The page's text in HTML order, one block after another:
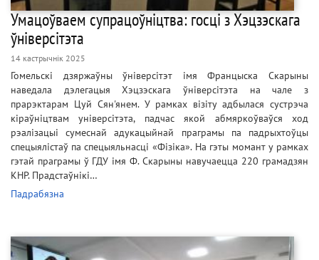
Умацоўваем супрацоўніцтва: госці з Хэцзэскага
ўніверсітэта
14 кастрычнік 2025
Гомельскі дзяржаўны ўніверсітэт імя Францыска Скарыны
наведала дэлегацыя Хэцзэскага ўніверсітэта на чале з
прарэктарам Цуй Сян'янем. У рамках візіту адбылася сустрэча
кіраўніцтвам універсітэта, падчас якой абмяркоўваўся ход
рэалізацыі сумеснай адукацыйнай праграмы па падрыхтоўцы
спецыялістаў па спецыяльнасці «Фізіка». На гэты момант у рамках
гэтай праграмы ў ГДУ імя Ф. Скарыны навучаецца 220 грамадзян
КНР. Прадстаўнікі…
Падрабязна